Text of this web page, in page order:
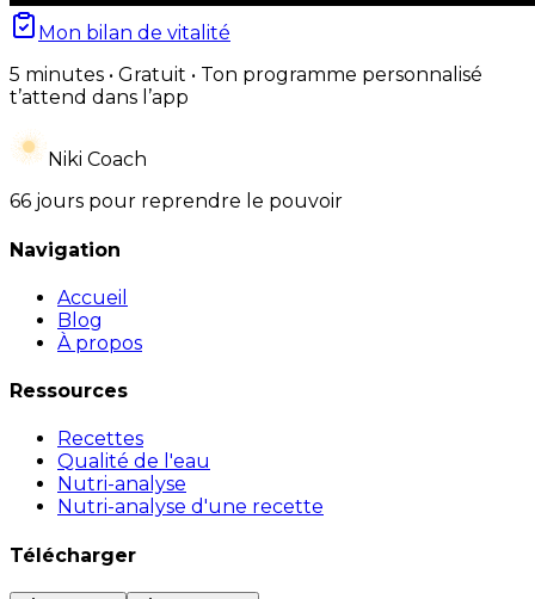
Mon bilan de vitalité
5 minutes • Gratuit • Ton programme personnalisé
t’attend dans l’app
Niki Coach
66 jours pour reprendre le pouvoir
Navigation
Accueil
Blog
À propos
Ressources
Recettes
Qualité de l'eau
Nutri-analyse
Nutri-analyse d'une recette
Télécharger